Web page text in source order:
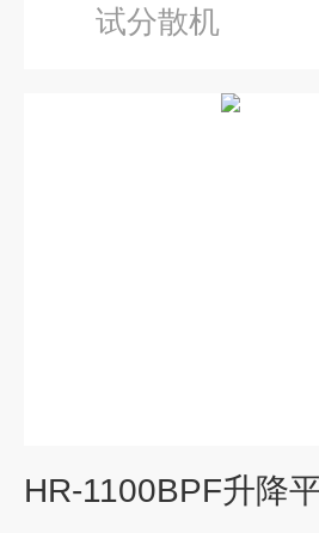
试分散机